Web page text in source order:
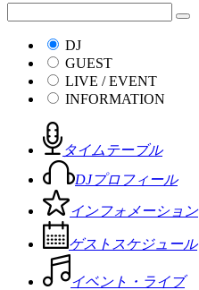
DJ
GUEST
LIVE / EVENT
INFORMATION
タイムテーブル
DJプロフィール
インフォメーション
ゲストスケジュール
イベント・ライブ